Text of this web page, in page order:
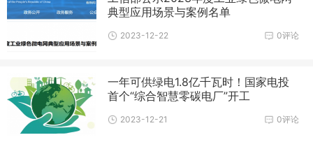
典型应用场景与案例名单
0评论
2023-12-22
一年可供绿电1.8亿千瓦时！国家电投
首个“综合智慧零碳电厂”开工
0评论
2023-12-21